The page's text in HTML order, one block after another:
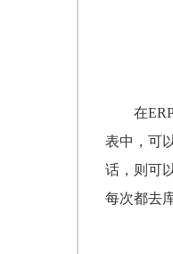
在
表中，可
话，则可
每次都去